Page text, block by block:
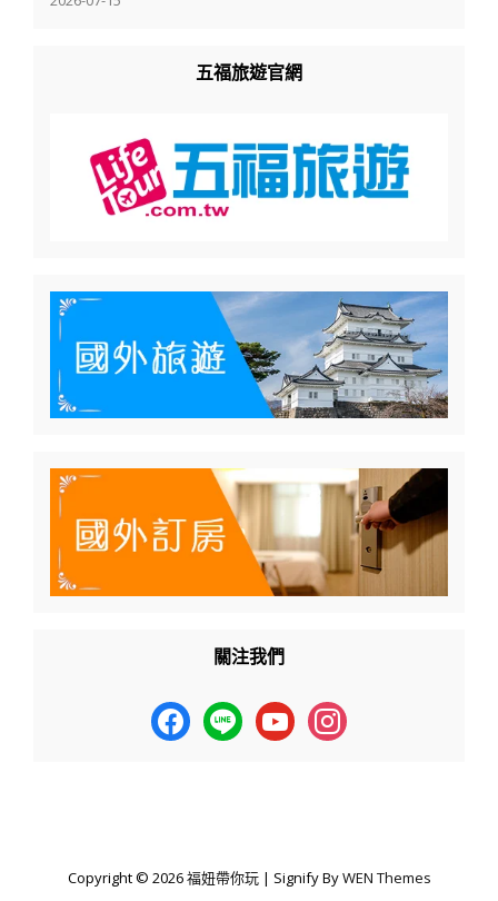
五福旅遊官網
關注我們
facebook
line youtubeinstagram
Copyright © 2026福妞帶你玩 | Signify ByWEN Themes